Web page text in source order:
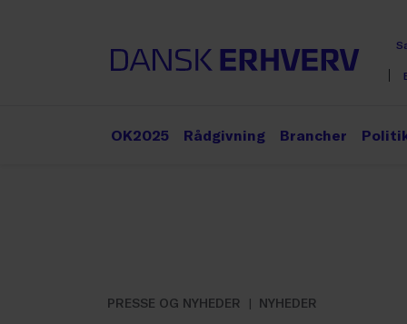
OK2025 Rådgivning Brancher
PRESSE OG NYHEDER
NYHEDER